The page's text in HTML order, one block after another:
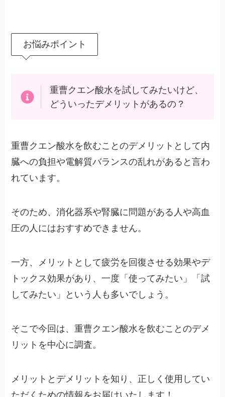
お悩みポイント
重曹クエン酸水を試してみたいけど、
どういったデメリットがあるの？
重曹クエン酸水を飲むことのデメリットとして内
臓への負担や電解質バランスの乱れがあると言わ
れています。
そのため、消化器系や腎臓に問題がある人や高血
圧の人にはおすすめできません。
一方、メリットとして疲労を回復させる効果やデ
トックス効果があり、一度「使ってみたい」「試
してみたい」という人も多いでしょう。
そこで今回は、重曹クエン酸水を飲むことのデメ
リットを中心に調査。
メリットとデメリットを知り、正しく使用してい
ただくための情報をお届けいたします！